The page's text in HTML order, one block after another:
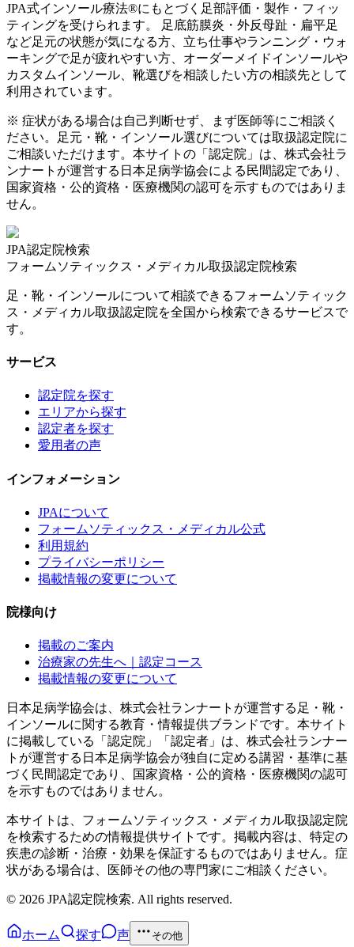
JPA式インソール療法®にもとづく足部評価・製作・フィッ
ティングを受けられます。 足底筋膜炎・外反母趾・扁平足
など足元の状態が気になる方、立ち仕事やランニング・ウォ
ーキングで足が疲れやすい方、オーダーメイドインソールや
カスタムインソール、靴選びを相談したい方の相談先として
利用されています。
※ 症状がある場合は自己判断せず、まず医師等にご相談く
ださい。足元・靴・インソール選びについては取扱認定院に
ご相談いただけます。本サイトの「認定院」は、株式会社ラ
ンナートが運営する日本足病学協会による民間認定であり、
国家資格・公的資格・医療機関の認可を示すものではありま
せん。
JPA認定院検索
フォームソティックス・メディカル取扱認定院検索
足・靴・インソールについて相談できるフォームソティック
ス・メディカル取扱認定院を全国から検索できるサービスで
す。
サービス
認定院を探す
エリアから探す
認定者を探す
愛用者の声
インフォメーション
JPAについて
フォームソティックス・メディカル公式
利用規約
プライバシーポリシー
掲載情報の変更について
院様向け
掲載のご案内
治療家の先生へ｜認定コース
掲載情報の変更について
日本足病学協会は、株式会社ランナートが運営する足・靴・
インソールに関する教育・情報提供ブランドです。本サイト
に掲載している「認定院」「認定者」は、株式会社ランナー
トが運営する日本足病学協会が独自に定める講習・基準に基
づく民間認定であり、国家資格・公的資格・医療機関の認可
を示すものではありません。
本サイトは、フォームソティックス・メディカル取扱認定院
を検索するための情報提供サイトです。掲載内容は、特定の
疾患の診断・治療・効果を保証するものではありません。症
状がある場合は、医師その他の専門家にご相談ください。
© 2026 JPA認定院検索. All rights reserved.
ホーム 探す 声 その他